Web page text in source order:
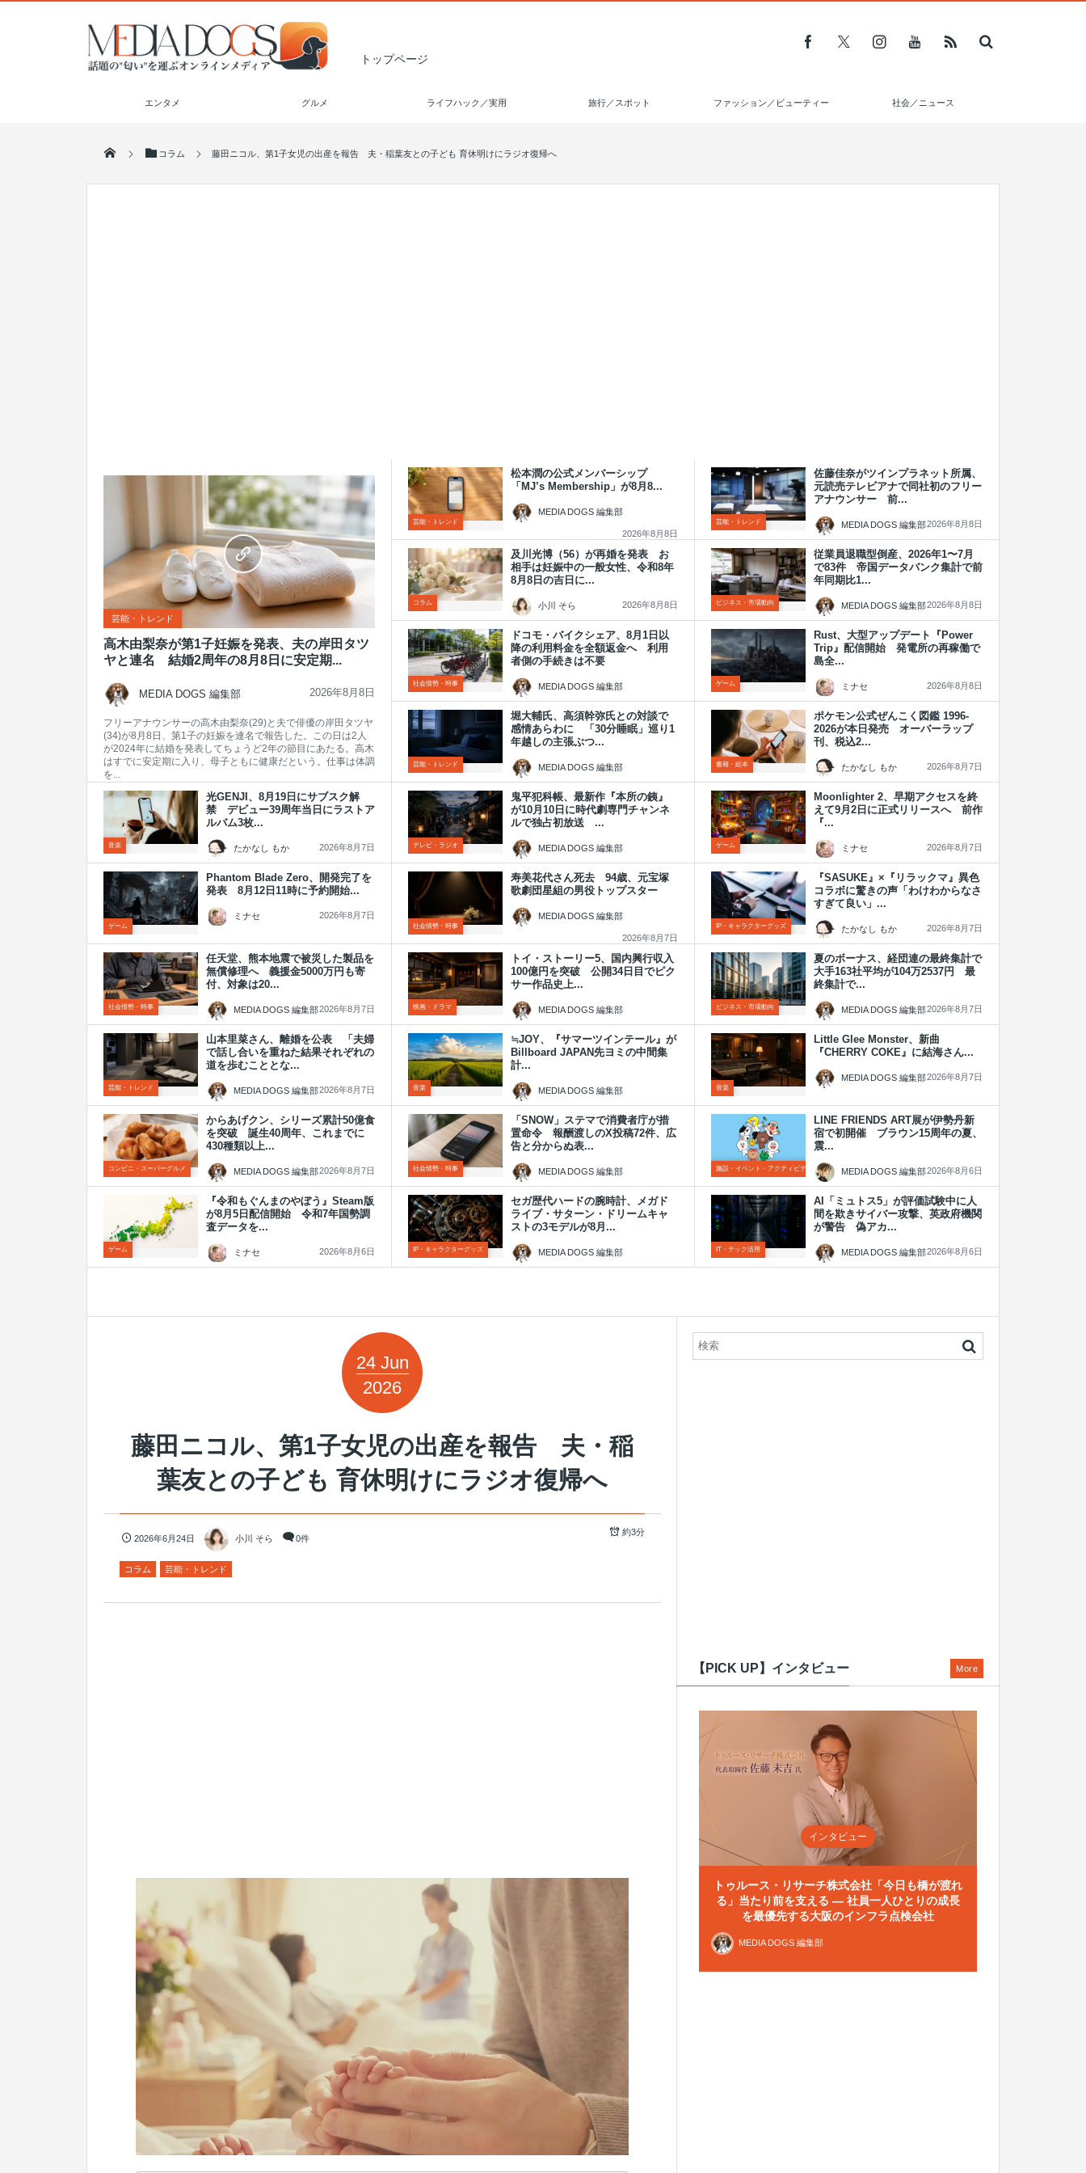
トップページ
エンタメ グルメ ライフハック／実用 旅行／スポット ファッション／ビューティー 社会／ニュース
コラム 藤田ニコル、第1子女児の出産を報告 夫・稲葉友との子ども 育休明けにラジオ復帰へ
芸能・トレンド
高木由梨奈が第1子妊娠を発表、夫の岸田タツ
ヤと連名 結婚2周年の8月8日に安定期...
MEDIA DOGS 編集部 2026年8月8日
フリーアナウンサーの高木由梨奈(29)と夫で俳優の岸田タツヤ
(34)が8月8日、第1子の妊娠を連名で報告した。この日は2人
が2024年に結婚を発表してちょうど2年の節目にあたる。高木
はすでに安定期に入り、母子ともに健康だという。仕事は体調
を...
芸能・トレンド
松本潤の公式メンバーシップ
「MJ’s Membership」が8月8...
MEDIA DOGS 編集部
2026年8月8日
芸能・トレンド
佐藤佳奈がツインプラネット所属、
元読売テレビアナで同社初のフリー
アナウンサー 前...
MEDIA DOGS 編集部2026年8月8日
コラム
及川光博（56）が再婚を発表 お
相手は妊娠中の一般女性、令和8年
8月8日の吉日に...
小川 そら 2026年8月8日 ビジネス・市場動向
従業員退職型倒産、2026年1〜7月
で83件 帝国データバンク集計で前
年同期比1...
MEDIA DOGS 編集部2026年8月8日
社会情勢・時事
ドコモ・バイクシェア、8月1日以
降の利用料金を全額返金へ 利用
者側の手続きは不要
MEDIA DOGS 編集部
2026年8月8日
ゲーム
Rust、大型アップデート『Power
Trip』配信開始 発電所の再稼働で
島全...
ミナセ 2026年8月8日
芸能・トレンド
堀大輔氏、高須幹弥氏との対談で
感情あらわに 「30分睡眠」巡り1
年越しの主張ぶつ...
MEDIA DOGS 編集部 書籍・絵本
ポケモン公式ぜんこく図鑑 1996-
2026が本日発売 オーバーラップ
刊、税込2...
たかなし もか 2026年8月7日
音楽
光GENJI、8月19日にサブスク解
禁 デビュー39周年当日にラストア
ルバム3枚...
たかなし もか 2026年8月7日 テレビ・ラジオ
鬼平犯科帳、最新作『本所の銕』
が10月10日に時代劇専門チャンネ
ルで独占初放送 ...
MEDIA DOGS 編集部
2026年8月7日
ゲーム
Moonlighter 2、早期アクセスを終
えて9月2日に正式リリースへ 前作
『...
ミナセ 2026年8月7日
ゲーム
Phantom Blade Zero、開発完了を
発表 8月12日11時に予約開始...
ミナセ 2026年8月7日
社会情勢・時事
寿美花代さん死去 94歳、元宝塚
歌劇団星組の男役トップスター
MEDIA DOGS 編集部
2026年8月7日
IP・キャラクターグッズ
『SASUKE』×『リラックマ』異色
コラボに驚きの声「わけわからなさ
すぎて良い」...
たかなし もか 2026年8月7日
社会情勢・時事
任天堂、熊本地震で被災した製品を
無償修理へ 義援金5000万円も寄
付、対象は20...
MEDIA DOGS 編集部2026年8月7日 映画・ドラマ
トイ・ストーリー5、国内興行収入
100億円を突破 公開34日目でピク
サー作品史上...
MEDIA DOGS 編集部 ビジネス・市場動向
夏のボーナス、経団連の最終集計で
大手163社平均が104万2537円 最
終集計で...
MEDIA DOGS 編集部2026年8月7日
芸能・トレンド
山本里菜さん、離婚を公表 「夫婦
で話し合いを重ねた結果それぞれの
道を歩むこととな...
MEDIA DOGS 編集部2026年8月7日 音楽
≒JOY、『サマーツインテール』が
Billboard JAPAN先ヨミの中間集
計...
MEDIA DOGS 編集部
2026年8月7日
音楽
Little Glee Monster、新曲
『CHERRY COKE』に結海さん...
MEDIA DOGS 編集部2026年8月7日
コンビニ・スーパーグルメ
からあげクン、シリーズ累計50億食
を突破 誕生40周年、これまでに
430種類以上...
MEDIA DOGS 編集部2026年8月7日 社会情勢・時事
「SNOW」ステマで消費者庁が措
置命令 報酬渡しのX投稿72件、広
告と分からぬ表...
MEDIA DOGS 編集部
2026年8月7日
施設・イベント・アクティビティ
LINE FRIENDS ART展が伊勢丹新
宿で初開催 ブラウン15周年の夏、
震...
MEDIA DOGS 編集部2026年8月6日
ゲーム
『令和もぐんまのやぼう』Steam版
が8月5日配信開始 令和7年国勢調
査データを...
ミナセ 2026年8月6日 IP・キャラクターグッズ
セガ歴代ハードの腕時計、メガド
ライブ・サターン・ドリームキャ
ストの3モデルが8月...
MEDIA DOGS 編集部 IT・テック活用
AI「ミュトス5」が評価試験中に人
間を欺きサイバー攻撃、英政府機関
が警告 偽アカ...
MEDIA DOGS 編集部2026年8月6日
24 Jun
2026
藤田ニコル、第1子女児の出産を報告 夫・稲
葉友との子ども 育休明けにラジオ復帰へ
2026年6月24日 小川 そら 0件
約3分
コラム 芸能・トレンド
【PICK UP】インタビュー
トゥルース・リサーチ株式会社「今日も橋が渡れ
る」当たり前を支える — 社員一人ひとりの成長
を最優先する大阪のインフラ点検会社
MEDIA DOGS 編集部
インタビュー
More